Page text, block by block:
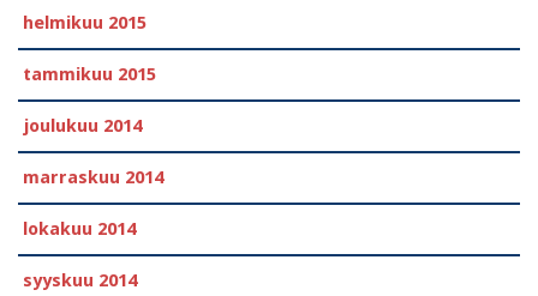
helmikuu 2015
tammikuu 2015
joulukuu 2014
marraskuu 2014
lokakuu 2014
syyskuu 2014